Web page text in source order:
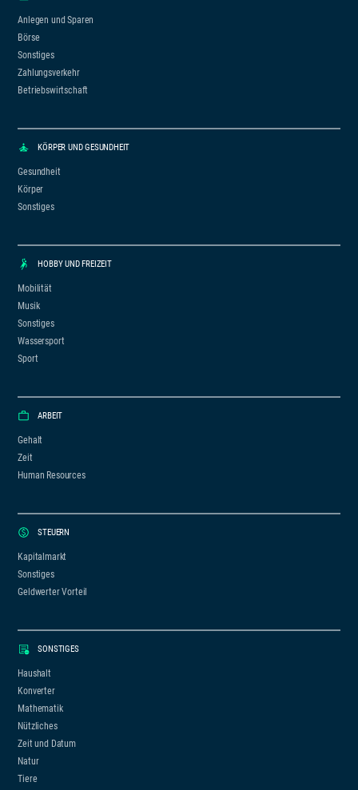
Anlegen und Sparen
Börse
Sonstiges
Zahlungsverkehr
Betriebswirtschaft
KÖRPER UND GESUNDHEIT
Gesundheit
Körper
Sonstiges
HOBBY UND FREIZEIT
Mobilität
Musik
Sonstiges
Wassersport
Sport
ARBEIT
Gehalt
Zeit
Human Resources
STEUERN
Kapitalmarkt
Sonstiges
Geldwerter Vorteil
SONSTIGES
Haushalt
Konverter
Mathematik
Nützliches
Zeit und Datum
Natur
Tiere